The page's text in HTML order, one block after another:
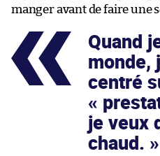
manger avant de faire une
Quand
monde,
centré
«
je veux
chaud.